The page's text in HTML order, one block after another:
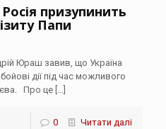
призупинить
Папи
Юраш завив, що Україна
дії під час можливого
Про це[…]
0 Читати далі